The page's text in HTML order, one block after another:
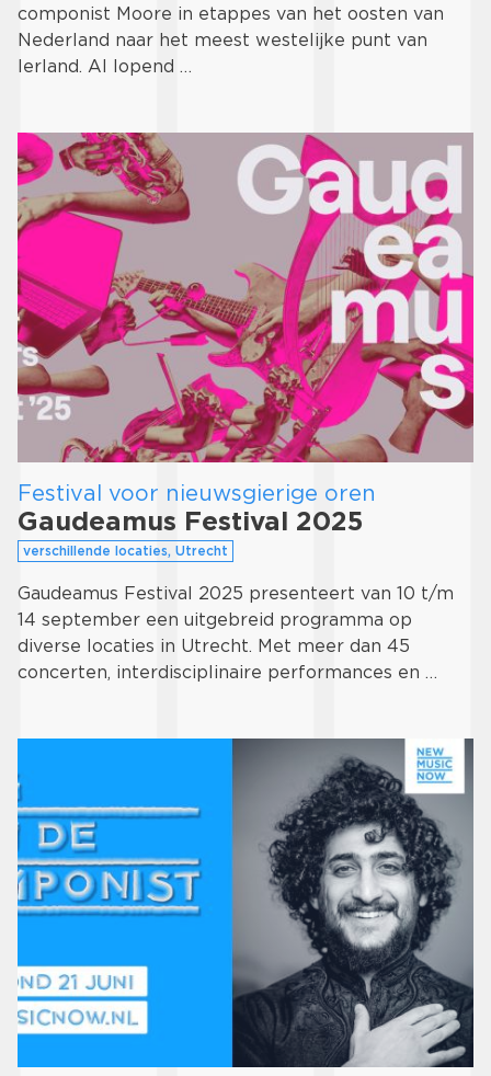
componist Moore in etappes van het oosten van
Nederland naar het meest westelijke punt van
Ierland. Al lopend …
Festival voor nieuwsgierige oren
Gaudeamus Festival 2025
verschillende locaties, Utrecht
Gaudeamus Festival 2025 presenteert van 10 t/m
14 september een uitgebreid programma op
diverse locaties in Utrecht. Met meer dan 45
concerten, interdisciplinaire performances en …